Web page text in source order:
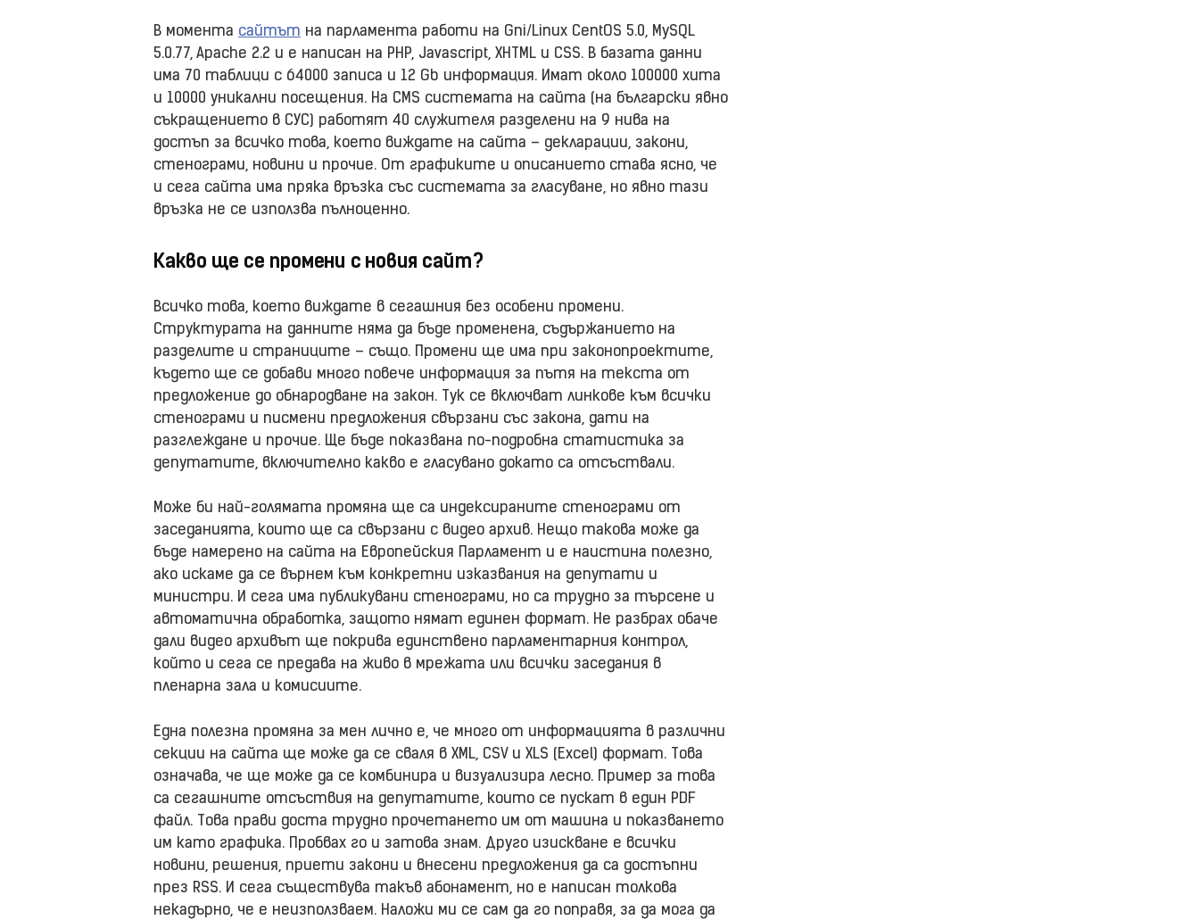
В момента сайтът на парламента работи на Gni/Linux CentOS 5.0, MySQL
5.0.77, Apache 2.2 и е написан на PHP, Javascript, XHTML и CSS. В базата данни
има 70 таблици с 64000 записа и 12 Gb информация. Имат около 100000 хита
и 10000 уникални посещения. На CMS системата на сайта (на български явно
съкращението в СУС) работят 40 служителя разделени на 9 нива на
достъп за всичко това, което виждате на сайта – декларации, закони,
стенограми, новини и прочие. От графиките и описанието става ясно, че
и сега сайта има пряка връзка със системата за гласуване, но явно тази
връзка не се използва пълноценно.
Какво ще се промени с новия сайт?
Всичко това, което виждате в сегашния без особени промени.
Структурата на данните няма да бъде променена, съдържанието на
разделите и страниците – също. Промени ще има при законопроектите,
където ще се добави много повече информация за пътя на текста от
предложение до обнародване на закон. Тук се включват линкове към всички
стенограми и писмени предложения свързани със закона, дати на
разглеждане и прочие. Ще бъде показвана по-подробна статистика за
депутатите, включително какво е гласувано докато са отсъствали.
Може би най-голямата промяна ще са индексираните стенограми от
заседанията, които ще са свързани с видео архив. Нещо такова може да
бъде намерено на сайта на Европейския Парламент и е наистина полезно,
ако искаме да се върнем към конкретни изказвания на депутати и
министри. И сега има публикувани стенограми, но са трудно за търсене и
автоматична обработка, защото нямат единен формат. Не разбрах обаче
дали видео архивът ще покрива единствено парламентарния контрол,
който и сега се предава на живо в мрежата или всички заседания в
пленарна зала и комисиите.
Една полезна промяна за мен лично е, че много от информацията в различни
секции на сайта ще може да се сваля в XML, CSV и XLS (Excel) формат. Това
означава, че ще може да се комбинира и визуализира лесно. Пример за това
са сегашните отсъствия на депутатите, които се пускат в един PDF
файл. Това прави доста трудно прочетането им от машина и показването
им като графика. Пробвах го и затова знам. Друго изискване е всички
новини, решения, приети закони и внесени предложения да са достъпни
през RSS. И сега съществува такъв абонамент, но е написан толкова
некадърно, че е неизползваем. Наложи ми се сам да го поправя, за да мога да